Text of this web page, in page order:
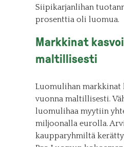
Siipikarjanlihan
prosenttia oli luomua.
Markkinat
maltillisesti
Luomulihan markkinat
vuonna maltillisesti.
luomulihaa myytiin
miljoonalla eurolla.
kaupparyhmiltä